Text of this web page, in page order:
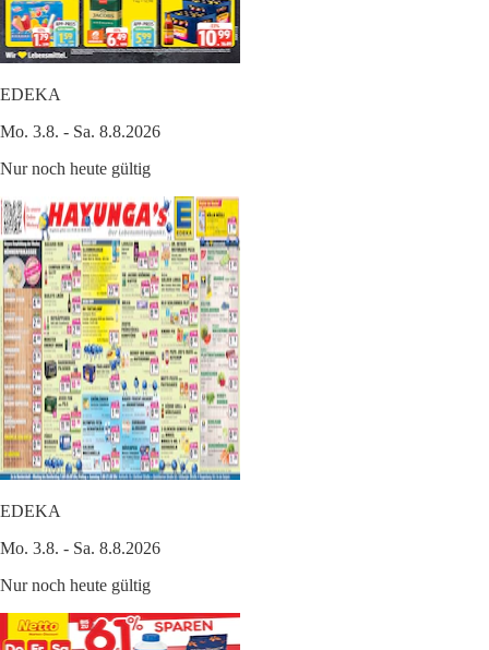
EDEKA
Mo. 3.8. - Sa. 8.8.2026
Nur noch heute gültig
EDEKA
Mo. 3.8. - Sa. 8.8.2026
Nur noch heute gültig